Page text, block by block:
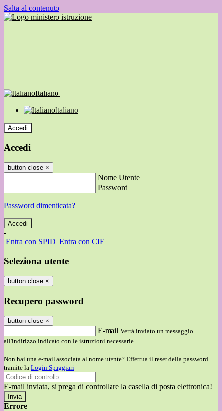
Salta al contenuto
Italiano
Italiano
Accedi
Accedi
button close ×
Nome Utente
Password
Password dimenticata?
-
Entra con SPID Entra con CIE
Seleziona utente
button close ×
Recupero password
button close ×
E-mail Verrà inviato un messaggio
all'indirizzo indicato con le istruzioni necessarie.
Non hai una e-mail associata al nome utente? Effettua il reset della password
tramite la Login Spaggiari
E-mail inviata, si prega di controllare la casella di posta elettronica!
Errore